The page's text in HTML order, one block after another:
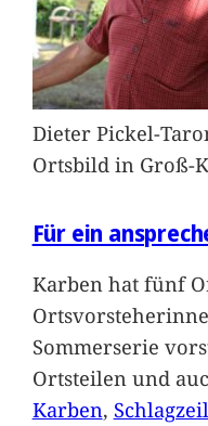
Dieter Pickel-
Ortsbild in Groß-
Für ein
Karben hat fünf
Sommerserie
Ortsteilen und
Karben,